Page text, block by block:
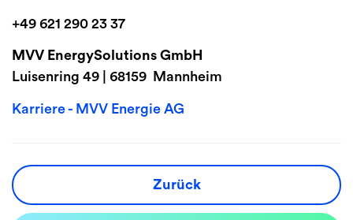
+49 621 290 23 37
MVV EnergySolutions GmbH
Luisenring 49 | 68159 Mannheim
Karriere - MVV Energie AG
Zurück